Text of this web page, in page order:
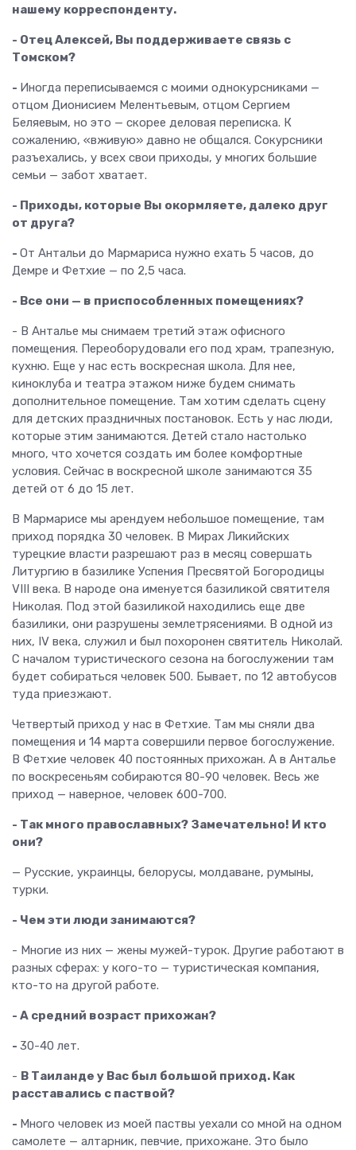
нашему корреспонденту.
- Отец Алексей, Вы поддерживаете связь с
Томском?
- Иногда переписываемся с моими однокурсниками —
отцом Дионисием Мелентьевым, отцом Сергием
Беляевым, но это — скорее деловая переписка. К
сожалению, «вживую» давно не общался. Сокурсники
разъехались, у всех свои приходы, у многих большие
семьи — забот хватает.
- Приходы, которые Вы окормляете, далеко друг
от друга?
- От Антальи до Мармариса нужно ехать 5 часов, до
Демре и Фетхие — по 2,5 часа.
- Все они — в приспособленных помещениях?
- В Анталье мы снимаем третий этаж офисного
помещения. Переоборудовали его под храм, трапезную,
кухню. Еще у нас есть воскресная школа. Для нее,
киноклуба и театра этажом ниже будем снимать
дополнительное помещение. Там хотим сделать сцену
для детских праздничных постановок. Есть у нас люди,
которые этим занимаются. Детей стало настолько
много, что хочется создать им более комфортные
условия. Сейчас в воскресной школе занимаются 35
детей от 6 до 15 лет.
В Мармарисе мы арендуем небольшое помещение, там
приход порядка 30 человек. В Мирах Ликийских
турецкие власти разрешают раз в месяц совершать
Литургию в базилике Успения Пресвятой Богородицы
VIII века. В народе она именуется базиликой святителя
Николая. Под этой базиликой находились еще две
базилики, они разрушены землетрясениями. В одной из
них, IV века, служил и был похоронен святитель Николай.
С началом туристического сезона на богослужении там
будет собираться человек 500. Бывает, по 12 автобусов
туда приезжают.
Четвертый приход у нас в Фетхие. Там мы сняли два
помещения и 14 марта совершили первое богослужение.
В Фетхие человек 40 постоянных прихожан. А в Анталье
по воскресеньям собираются 80-90 человек. Весь же
приход — наверное, человек 600-700.
- Так много православных? Замечательно! И кто
они?
— Русские, украинцы, белорусы, молдаване, румыны,
турки.
- Чем эти люди занимаются?
- Многие из них — жены мужей-турок. Другие работают в
разных сферах: у кого-то — туристическая компания,
кто-то на другой работе.
- А средний возраст прихожан?
- 30-40 лет.
- В Таиланде у Вас был большой приход. Как
расставались с паствой?
- Много человек из моей паствы уехали со мной на одном
самолете — алтарник, певчие, прихожане. Это было